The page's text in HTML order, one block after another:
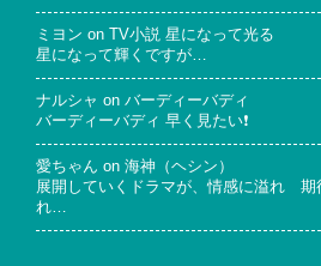
ミヨン on
TV小説 星になって光る
星になって輝くですが…
ナルシャ on バーディーバディ
バーディーバディ 早く見たい❗
愛ちゃん on 海神（ヘシン）
展開していくドラマが、情感に溢れ 期
れ…